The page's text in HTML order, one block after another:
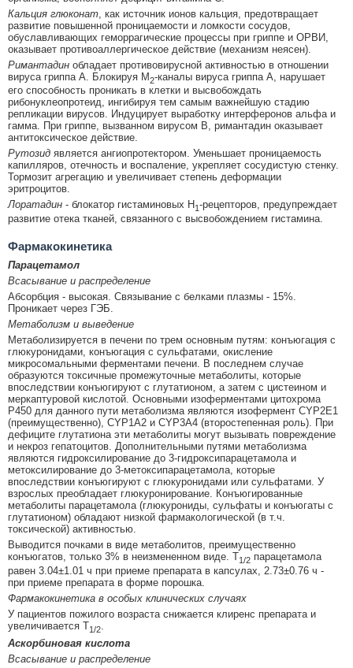
Кальция глюконат , как источник ионов кальция, предотвращает
развитие повышенной проницаемости и ломкости сосудов,
обуславливающих геморрагические процессы при гриппе и ОРВИ,
оказывает противоаллергическое действие (механизм неясен).
Римантадин обладает противовирусной активностью в отношении
вируса гриппа А. Блокируя М2-каналы вируса гриппа А, нарушает
его способность проникать в клетки и высвобождать
рибонуклеопротеид, ингибируя тем самым важнейшую стадию
репликации вирусов. Индуцирует выработку интерферонов альфа и
гамма. При гриппе, вызванном вирусом В, римантадин оказывает
антитоксическое действие.
Рутозид является ангиопротектором. Уменьшает проницаемость
капилляров, отечность и воспаление, укрепляет сосудистую стенку.
Тормозит агрегацию и увеличивает степень деформации
эритроцитов.
Лоратадин - блокатор гистаминовых Н 1-рецепторов, предупреждает
развитие отека тканей, связанного с высвобождением гистамина.
Фармакокинетика
Парацетамол
Всасывание и распределение
Абсорбция - высокая. Связывание с белками плазмы - 15%.
Проникает через ГЭБ.
Метаболизм и выведение
Метаболизируется в печени по трем основным путям: конъюгация с
глюкуронидами, конъюгация с сульфатами, окисление
микросомальными ферментами печени. В последнем случае
образуются токсичные промежуточные метаболиты, которые
впоследствии конъюгируют с глутатионом, а затем с цистеином и
меркаптуровой кислотой. Основными изоферментами цитохрома
Р450 для данного пути метаболизма являются изофермент CYP2E1
(преимущественно), CYP1A2 и CYP3A4 (второстепенная роль). При
дефиците глутатиона эти метаболиты могут вызывать повреждение
и некроз гепатоцитов. Дополнительными путями метаболизма
являются гидроксилирование до 3-гидроксипарацетамола и
метоксилирование до 3-метоксипарацетамола, которые
впоследствии конъюгируют с глюкуронидами или сульфатами. У
взрослых преобладает глюкуронирование. Конъюгированные
метаболиты парацетамола (глюкурониды, сульфаты и конъюгаты с
глутатионом) обладают низкой фармакологической (в т.ч.
токсической) активностью.
Выводится почками в виде метаболитов, преимущественно
конъюгатов, только 3% в неизмененном виде. T1/2 парацетамола
равен 3.04±1.01 ч при приеме препарата в капсулах, 2.73±0.76 ч -
при приеме препарата в форме порошка.
Фармакокинетика в особых клинических случаях
У пациентов пожилого возраста снижается клиренс препарата и
увеличивается T1/2
Аскорбиновая кислота
Всасывание и распределение